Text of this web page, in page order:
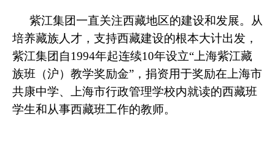
紫江集团一直关注西藏地区的建设和发展。从
培养藏族人才，支持西藏建设的根本大计出发，
紫江集团自1994年起连续10年设立“上海紫江藏
族班（沪）教学奖励金”，捐资用于奖励在上海市
共康中学、上海市行政管理学校内就读的西藏班
学生和从事西藏班工作的教师。